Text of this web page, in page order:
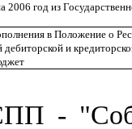
2006 год из
в Положение о
дебиторской и
-